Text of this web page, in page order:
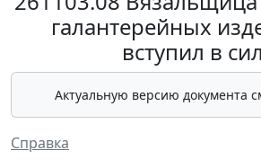
галантерейных
вступил в
Актуальную версию документа
Справка